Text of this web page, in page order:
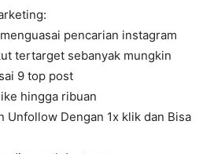
pencarian instagram
tertarget sebanyak mungkin
9 top post
hingga ribuan
Unfollow Dengan 1x klik dan Bisa